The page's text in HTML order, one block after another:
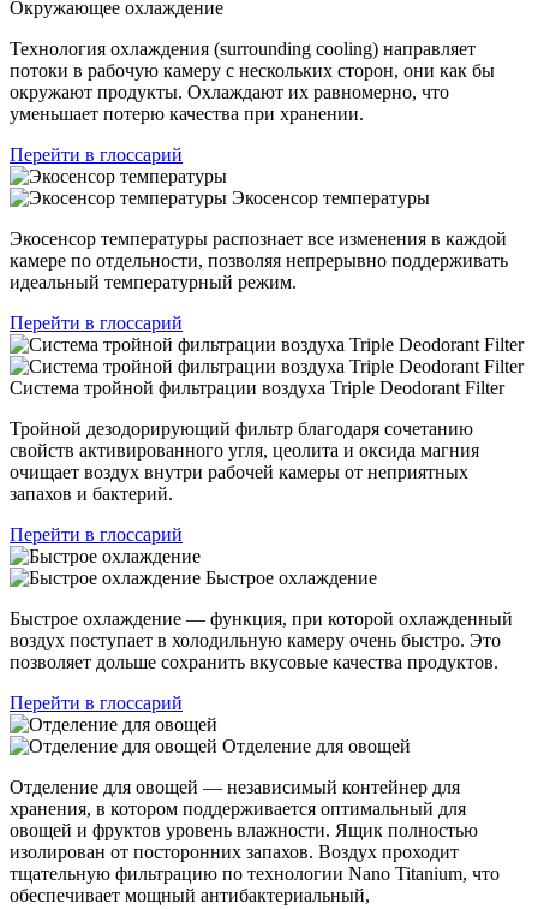
Окружающее охлаждение
Технология охлаждения (surrounding сooling) направляет
потоки в рабочую камеру с нескольких сторон, они как бы
окружают продукты. Охлаждают их равномерно, что
уменьшает потерю качества при хранении.
Перейти в глоссарий
Экосенсор температуры
Экосенсор температуры распознает все изменения в каждой
камере по отдельности, позволяя непрерывно поддерживать
идеальный температурный режим.
Перейти в глоссарий
Система тройной фильтрации воздуха Triple Deodorant Filter
Тройной дезодорирующий фильтр благодаря сочетанию
свойств активированного угля, цеолита и оксида магния
очищает воздух внутри рабочей камеры от неприятных
запахов и бактерий.
Перейти в глоссарий
Быстрое охлаждение
Быстрое охлаждение — функция, при которой охлажденный
воздух поступает в холодильную камеру очень быстро. Это
позволяет дольше сохранить вкусовые качества продуктов.
Перейти в глоссарий
Отделение для овощей
Отделение для овощей — независимый контейнер для
хранения, в котором поддерживается оптимальный для
овощей и фруктов уровень влажности. Ящик полностью
изолирован от посторонних запахов. Воздух проходит
тщательную фильтрацию по технологии Nano Titanium, что
обеспечивает мощный антибактериальный,